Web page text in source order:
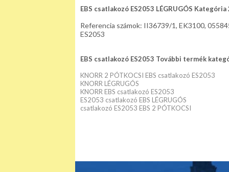
EBS csatlakozó ES2053 LÉGRUGÓS Kategória
Referencia számok: II36739/1, EK3100,
ES2053
EBS csatlakozó ES2053 További termék
KNORR 2 PÓTKOCSI EBS csatlakozó ES2053
KNORR LÉGRUGÓS
KNORR EBS csatlakozó ES2053
ES2053 csatlakozó EBS LÉGRUGÓS
csatlakozó ES2053 EBS 2 PÓTKOCSI